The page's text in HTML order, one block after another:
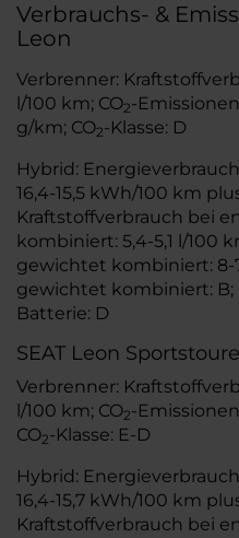
Verbrauchs- &
Leon
Verbrenner:
l/100 km; CO2-
g/km; CO2-Klasse: D
Hybrid:
16,4-15,5 kWh/100 km
Kraftstoffverbrauch bei
kombiniert: 5,4-5,1 l/100
gewichtet kombiniert: 8-
gewichtet kombiniert: B;
Batterie: D
SEAT Leon
Verbrenner:
l/100 km; CO2-
CO2-Klasse: E-D
Hybrid:
16,4-15,7 kWh/100 km
Kraftstoffverbrauch bei